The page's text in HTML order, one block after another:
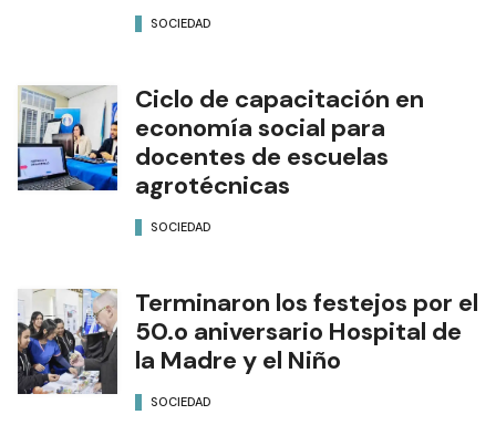
SOCIEDAD
Ciclo de capacitación en
economía social para
docentes de escuelas
agrotécnicas
SOCIEDAD
Terminaron los festejos por el
50.o aniversario Hospital de
la Madre y el Niño
SOCIEDAD